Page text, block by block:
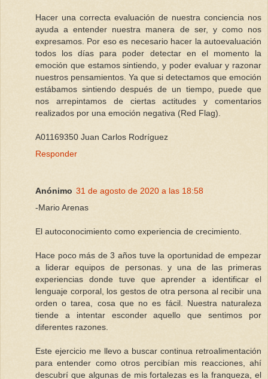
Hacer una correcta evaluación de nuestra conciencia nos
ayuda a entender nuestra manera de ser, y como nos
expresamos. Por eso es necesario hacer la autoevaluación
todos los días para poder detectar en el momento la
emoción que estamos sintiendo, y poder evaluar y razonar
nuestros pensamientos. Ya que si detectamos que emoción
estábamos sintiendo después de un tiempo, puede que
nos arrepintamos de ciertas actitudes y comentarios
realizados por una emoción negativa (Red Flag).
A01169350 Juan Carlos Rodríguez
Responder
Anónimo 31 de agosto de 2020 a las 18:58
-Mario Arenas
El autoconocimiento como experiencia de crecimiento.
Hace poco más de 3 años tuve la oportunidad de empezar
a liderar equipos de personas. y una de las primeras
experiencias donde tuve que aprender a identificar el
lenguaje corporal, los gestos de otra persona al recibir una
orden o tarea, cosa que no es fácil. Nuestra naturaleza
tiende a intentar esconder aquello que sentimos por
diferentes razones.
Este ejercicio me llevo a buscar continua retroalimentación
para entender como otros percibían mis reacciones, ahí
descubrí que algunas de mis fortalezas es la franqueza, el